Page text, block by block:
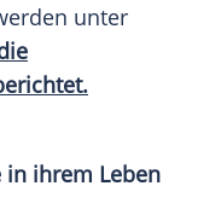
unter
in ihrem Leben